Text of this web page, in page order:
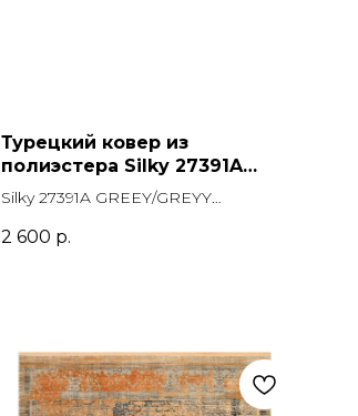
Турецкий ковер из
полиэстера Silky 27391A
GREEY/GREYY Прямоугольник
Silky 27391A GREEY/GREYY
2 600 р.